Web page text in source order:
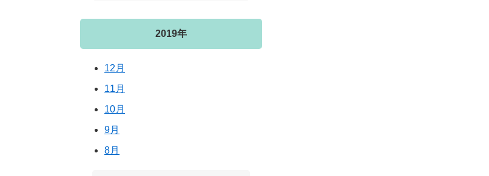
2019年
12月
11月
10月
9月
8月